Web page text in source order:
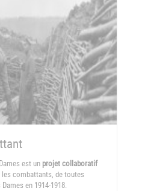
est un projet collaboratif
combattants, de toutes
en 1914-1918.